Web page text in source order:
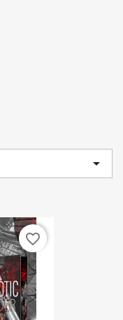

favorite_border